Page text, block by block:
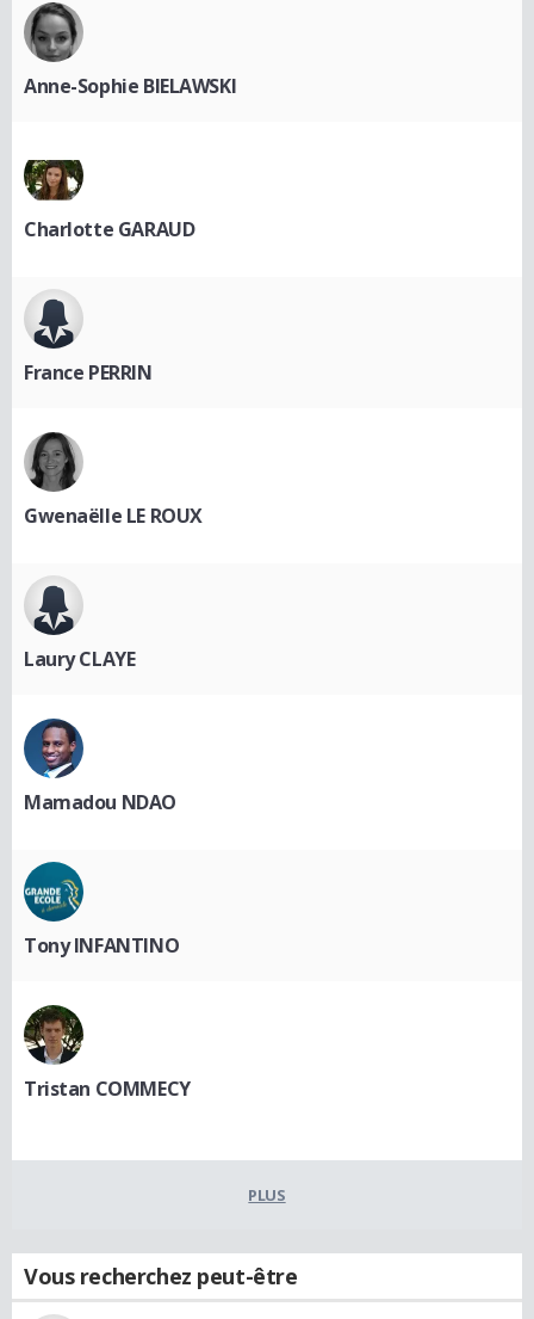
Anne-Sophie BIELAWSKI
Charlotte GARAUD
France PERRIN
Gwenaëlle LE ROUX
Laury CLAYE
Mamadou NDAO
Tony INFANTINO
Tristan COMMECY
PLUS
Vous recherchez peut-être